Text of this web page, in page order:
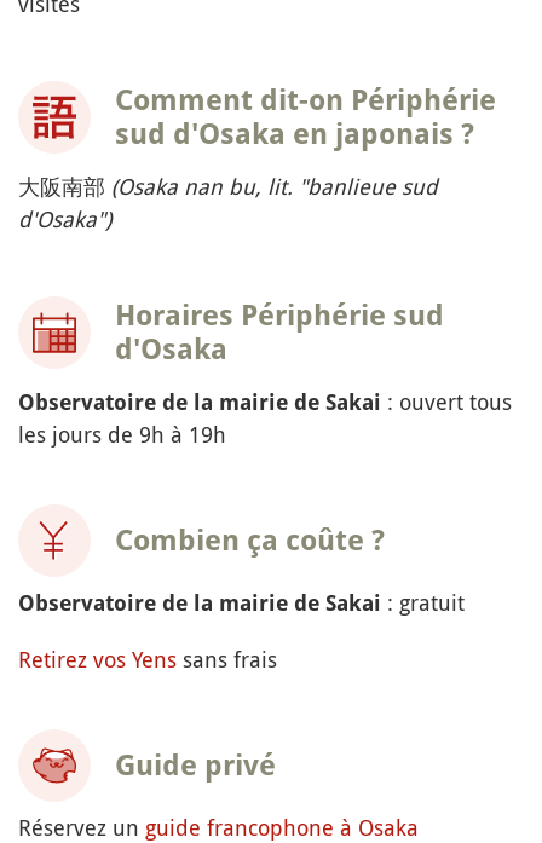
Comment dit-on Périphérie
sud d'Osaka en japonais ?
大阪南部 (Osaka nan bu, lit. "banlieue sud
d'Osaka")
Horaires Périphérie sud
d'Osaka
Observatoire de la mairie de Sakai : ouvert tous
les jours de 9h à 19h
Combien ça coûte ?
Observatoire de la mairie de Sakai : gratuit
Retirez vos Yens sans frais
Guide privé
Réservez un guide francophone à Osaka